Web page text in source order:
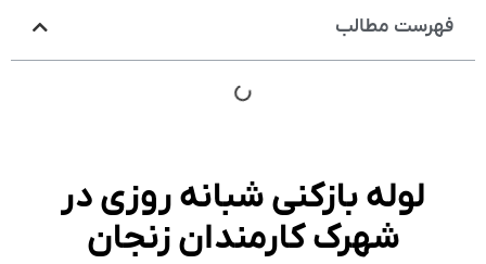
فهرست مطالب
لوله بازکنی شبانه روزی در
شهرک کارمندان زنجان